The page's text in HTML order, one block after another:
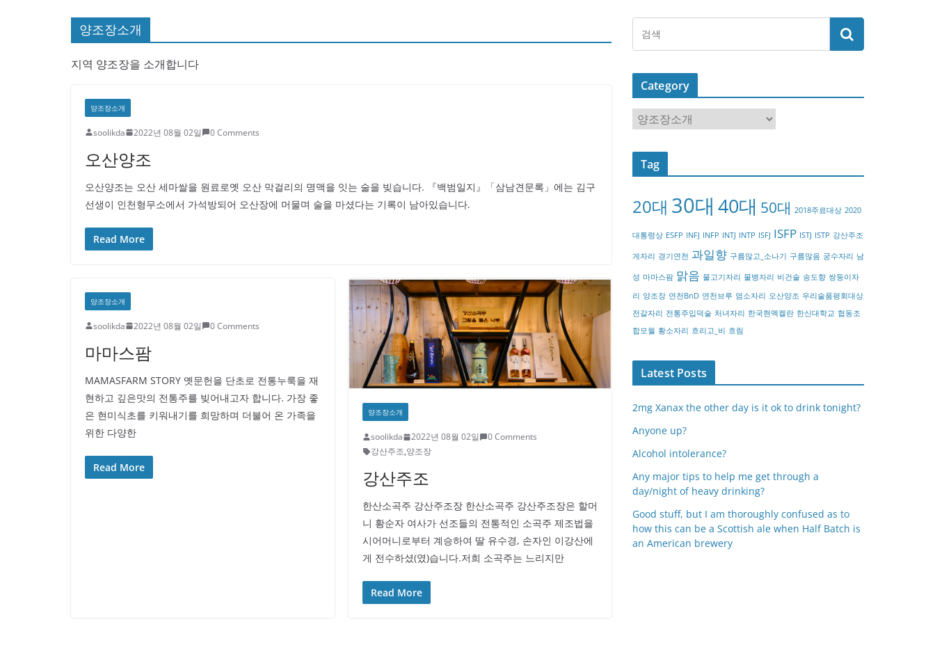
양조장소개
지역 양조장을 소개합니다
양조장소개
soolikda 2022년 08월 02일 0 Comments
오산양조
오산양조는 오산 세마쌀을 원료로옛 오산 막걸리의 명맥을 잇는 술을 빚습니다. 『백범일지』「삼남견문록」에는 김구
선생이 인천형무소에서 가석방되어 오산장에 머물며 술을 마셨다는 기록이 남아있습니다.
Read More
양조장소개
soolikda 2022년 08월 02일 0 Comments
마마스팜
MAMASFARM STORY 옛문헌을 단초로 전통누룩을 재
현하고 깊은맛의 전통주를 빚어내고자 합니다. 가장 좋
은 현미식초를 키워내기를 희망하며 더불어 온 가족을
위한 다양한
Read More
양조장소개
soolikda 2022년 08월 02일
0 Comments
강산주조,양조장
강산주조
한산소곡주 강산주조장 한산소곡주 강산주조장은 할머
니 황순자 여사가 선조들의 전통적인 소곡주 제조법을
시어머니로부터 계승하여 딸 유수경, 손자인 이강산에
게 전수하셨(였)습니다.저희 소곡주는 느리지만
Read More
Category
a
t
o
y
Tag
20대 30대 40대 50대 2018주료대상 2020
대통령상 ESFP INFJ INFP INTJ INTP ISFJ ISFP ISTJ ISTP 강산주조
게자리 경기연천 과일향 구름많고_소나기 구름많음 궁수자리 남
성 마마스팜 맑음 물고기자리 물병자리 비건술 송도향 쌍둥이자
리 양조장 연천BnD 연천브루 염소자리 오산양조 우리술품평회대상
전갈자리 전통주입덕술 처녀자리 한국현멕켈란 한신대학교 협동조
합모월 황소자리 흐리고_비 흐림
Latest Posts
2mg Xanax the other day is it ok to drink tonight?
Anyone up?
Alcohol intolerance?
Any major tips to help me get through a
day/night of heavy drinking?
Good stuff, but I am thoroughly confused as to
how this can be a Scottish ale when Half Batch is
an American brewery